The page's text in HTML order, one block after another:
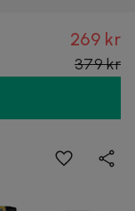
269 kr
379 kr